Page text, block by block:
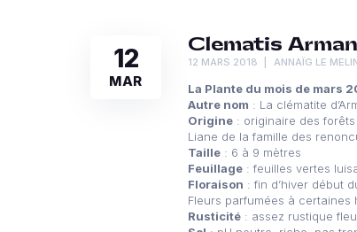
12
MAR
Clematis
12 MARS 2018 ANNAÏG LE
La Plante du mois de mars
Autre nom : La clématite
Origine : originaire des
Liane de la famille des
Taille : 6 à 9 mètres
Feuillage : feuilles vertes
Floraison : fin d’hiver début
Fleurs parfumées à certaines
Rusticité : assez rustique